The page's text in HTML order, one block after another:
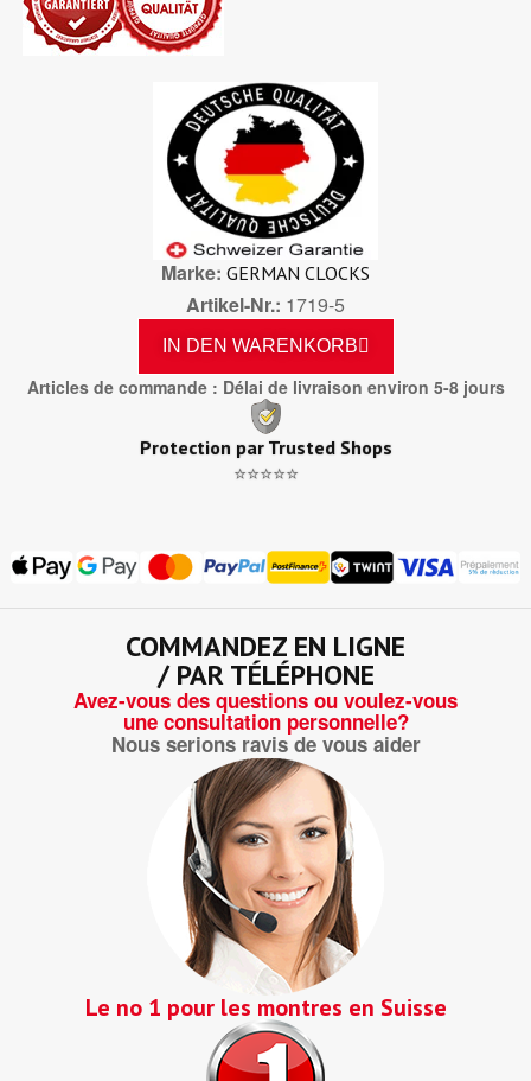
Marke GERMAN CLOCKS
Artikel-Nr. 1719-5
IN DEN WARENKORB
Articles de commande : Délai de livraison environ 5-8 jours
Protection par Trusted Shops
⭐⭐⭐⭐⭐
COMMANDEZ EN LIGNE
/ PAR TÉLÉPHONE
Avez-vous des questions ou voulez-vous
une consultation personnelle?
Nous serions ravis de vous aider
Le no 1 pour les montres en Suisse